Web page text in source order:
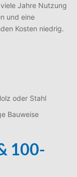
Jahre Nutzung
und eine
Kosten niedrig.
oder Stahl
Bauweise
100-